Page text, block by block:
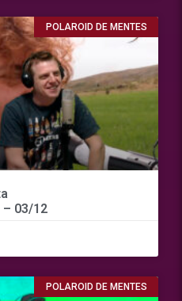
POLAROID DE MENTES
03/12
POLAROID DE MENTES